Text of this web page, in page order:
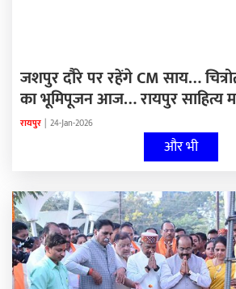
जशपुर दौरे पर रहेंगे CM साय…
का भूमिपूजन आज… रायपुर साहित्य
दूसरा दिन… चुनावी वादे व मोदी की
भाजपा सरकार : कांग्रेस…
रायपुर | 24-Jan-2026
और भी